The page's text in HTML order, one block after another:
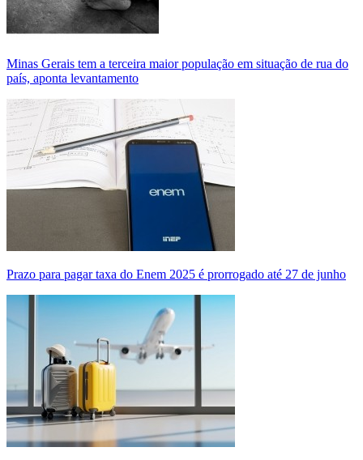
Minas Gerais tem a terceira maior população em situação de rua do
país, aponta levantamento
Prazo para pagar taxa do Enem 2025 é prorrogado até 27 de junho